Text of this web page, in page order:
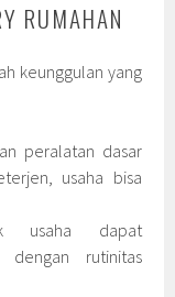
RUMAHAN
keunggulan yang
peralatan dasar
usaha bisa
usaha dapat
dengan rutinitas